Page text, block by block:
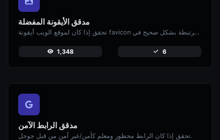
مدقق الأيقونة المفضلة
تحقق إذا كان لموقع الويب أيقونة favicon صالحة وإذا كانت مرتبطة بشكل صحيح في HTML.
1,348 6
مدقق الرابط الآمن
تحقق إذا كان الرابط محظور ومعلم كأمن/غير آمن من قبل جوجل.